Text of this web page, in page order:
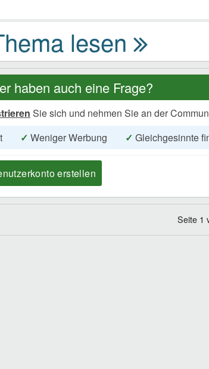
haben auch eine Frage?
Sie sich und nehmen Sie an der
✓ Weniger Werbung ✓ Gleichgesinnte
erstellen
Seite 1